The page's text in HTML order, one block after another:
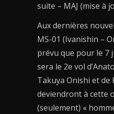
suite – MAJ (mise à
Aux dernières
MS-01 (Ivanishin –
prévu que pour le 7
sera le 2e vol
Takuya Onishi et de
deviendront à cette
(seulement) «